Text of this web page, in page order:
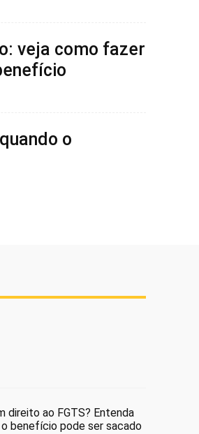
veja como fazer
o
direito ao FGTS? Entenda
o benefício pode ser sacado